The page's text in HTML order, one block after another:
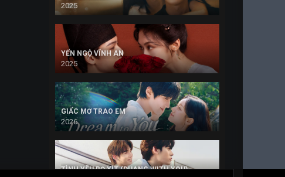
2025
YẾN NGỘ VĨNH AN
2025
GIẤC MƠ TRAO EM
2026
TÌNH YÊU BỌ XÍT (DUANG WITH YOU)